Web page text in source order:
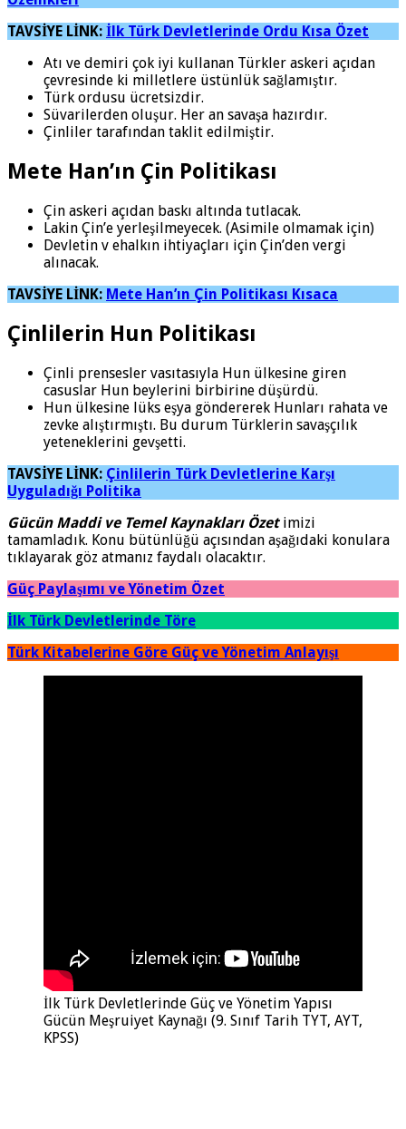
TAVSİYE LİNK: İlk Türk Devletlerinde Ordu Kısa Özet
Atı ve demiri çok iyi kullanan Türkler askeri açıdan
çevresinde ki milletlere üstünlük sağlamıştır.
Türk ordusu ücretsizdir.
Süvarilerden oluşur. Her an savaşa hazırdır.
Çinliler tarafından taklit edilmiştir.
Mete Han’ın Çin Politikası
Çin askeri açıdan baskı altında tutlacak.
Lakin Çin’e yerleşilmeyecek. (Asimile olmamak için)
Devletin v ehalkın ihtiyaçları için Çin’den vergi
alınacak.
TAVSİYE LİNK: Mete Han’ın Çin Politikası Kısaca
Çinlilerin Hun Politikası
Çinli prensesler vasıtasıyla Hun ülkesine giren
casuslar Hun beylerini birbirine düşürdü.
Hun ülkesine lüks eşya göndererek Hunları rahata ve
zevke alıştırmıştı. Bu durum Türklerin savaşçılık
yeteneklerini gevşetti.
TAVSİYE LİNK: Çinlilerin Türk Devletlerine Karşı
Uyguladığı Politika
Gücün Maddi ve Temel Kaynakları Özetimizi
tamamladık. Konu bütünlüğü açısından aşağıdaki konulara
tıklayarak göz atmanız faydalı olacaktır.
Güç Paylaşımı ve Yönetim Özet
İlk Türk Devletlerinde Töre
Türk Kitabelerine Göre Güç ve Yönetim Anlayışı
İlk Türk Devletlerinde Güç ve Yönetim Yapısı
Gücün Meşruiyet Kaynağı (9. Sınıf Tarih TYT, AYT,
KPSS)